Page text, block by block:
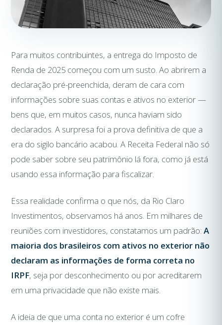
Para muitos contribuintes, a entrega do Imposto de
Renda de 2025 começou com um susto. Ao abrirem a
declaração pré-preenchida, deram de cara com
informações sobre suas contas e ativos no exterior —
bens que, em muitos casos, nunca haviam sido
declarados. A surpresa foi a prova definitiva de que a
era do sigilo bancário acabou. A Receita Federal não só
pode saber sobre seu patrimônio lá fora, como já está
usando essa informação para fiscalizar.
Essa realidade confirma o que nós, da Rio Claro
Investimentos, observamos há anos. Em milhares de
reuniões com investidores, constatamos um padrão:A
maioria dos brasileiros com ativos no exterior não
declaram as informações de forma correta no
IRPF, seja por desconhecimento ou por acreditarem
em uma privacidade que não existe mais.
A ideia de que uma conta no exterior é um cofre